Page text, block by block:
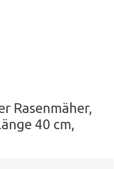
Rasenmäher,
40 cm,